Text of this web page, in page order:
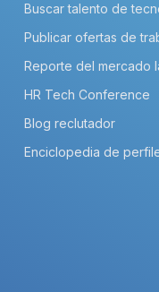
Buscar talento de
Publicar ofertas de
Reporte del mercado
HR Tech Conference
Blog reclutador
Enciclopedia de